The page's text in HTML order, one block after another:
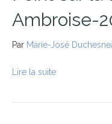
Ambroise-
Par Marie-José
Lire la suite